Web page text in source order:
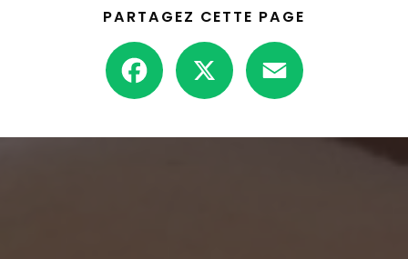
PARTAGEZ CETTE PAGE
Facebook